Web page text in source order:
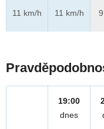
11 km/h
11 km/h
19:00
dnes